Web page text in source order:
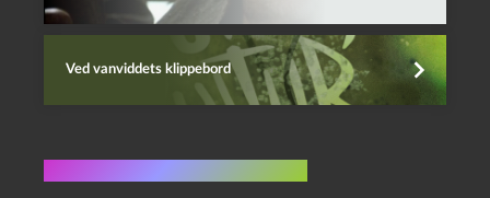
Ved vanviddets klippebord